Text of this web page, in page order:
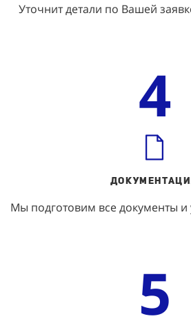
Уточнит детали по Вашей
4
Мы подготовим все документы и
5